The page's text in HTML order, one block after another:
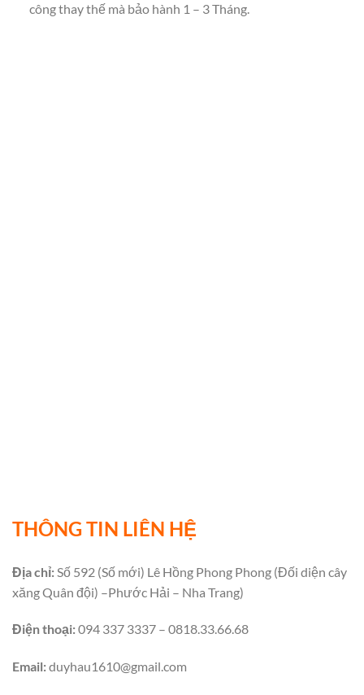
công thay thế mà bảo hành 1 – 3 Tháng.
THÔNG TIN LIÊN HỆ
Địa chỉ: Số 592 (Số mới) Lê Hồng Phong Phong (Đối diện cây
xăng Quân đội) –Phước Hải – Nha Trang)
Điện thoại:094 337 3337 – 0818.33.66.68
Email:duyhau1610@gmail.com